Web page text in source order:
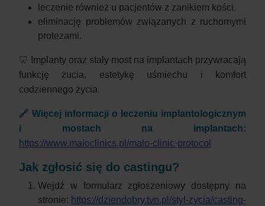
leczenie również u pacjentów z zanikiem kości,
eliminację problemów związanych z ruchomymi
protezami.
🦷 Implanty oraz stały most na implantach przywracają
funkcję żucia, estetykę uśmiechu i komfort
codziennego życia.
🔗 Więcej informacji o leczeniu implantologicznym
i mostach na implantach:
https://www.maloclinics.pl/malo-clinic-protocol
Jak zgłosić się do castingu?
Wejdź w formularz zgłoszeniowy dostępny na
stronie: https://dziendobry.tvn.pl/styl-zycia/casting-